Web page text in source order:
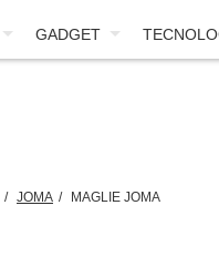
GADGET
JOMA MAGLIE JOMA